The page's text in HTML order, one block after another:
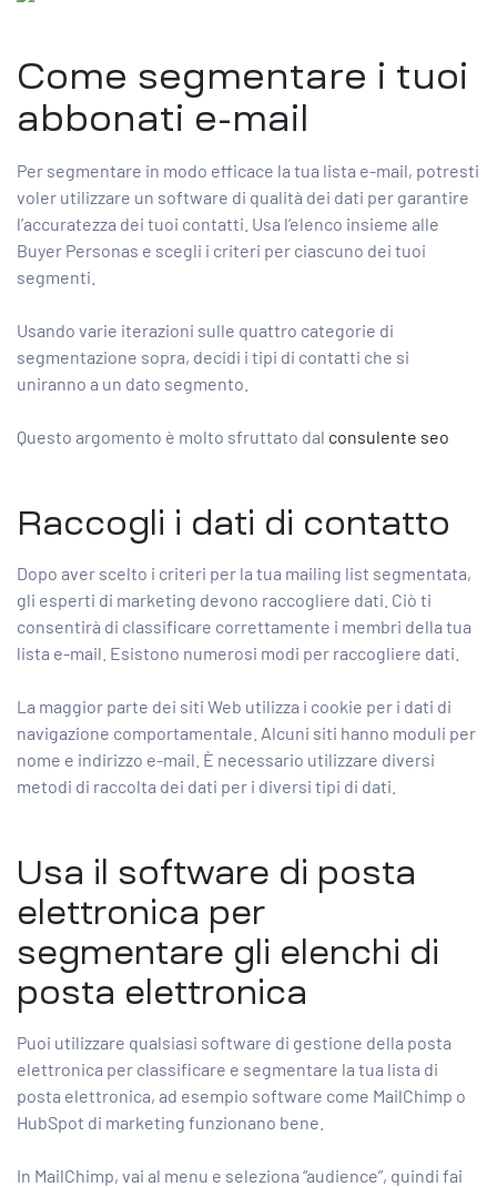
Come segmentare i tuoi
abbonati e-mail
Per segmentare in modo efficace la tua lista e-mail, potresti
voler utilizzare un software di qualità dei dati per garantire
l’accuratezza dei tuoi contatti. Usa l’elenco insieme alle
Buyer Personas e scegli i criteri per ciascuno dei tuoi
segmenti.
Usando varie iterazioni sulle quattro categorie di
segmentazione sopra, decidi i tipi di contatti che si
uniranno a un dato segmento.
Questo argomento è molto sfruttato dal consulente seo
Raccogli i dati di contatto
Dopo aver scelto i criteri per la tua mailing list segmentata,
gli esperti di marketing devono raccogliere dati. Ciò ti
consentirà di classificare correttamente i membri della tua
lista e-mail. Esistono numerosi modi per raccogliere dati.
La maggior parte dei siti Web utilizza i cookie per i dati di
navigazione comportamentale. Alcuni siti hanno moduli per
nome e indirizzo e-mail. È necessario utilizzare diversi
metodi di raccolta dei dati per i diversi tipi di dati.
Usa il software di posta
elettronica per
segmentare gli elenchi di
posta elettronica
Puoi utilizzare qualsiasi software di gestione della posta
elettronica per classificare e segmentare la tua lista di
posta elettronica, ad esempio software come MailChimp o
HubSpot di marketing funzionano bene.
In MailChimp, vai al menu e seleziona “audience”, quindi fai